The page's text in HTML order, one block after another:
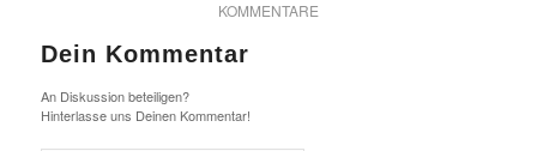
KOMMENTARE
Dein Kommentar
An Diskussion beteiligen?
Hinterlasse uns Deinen Kommentar!